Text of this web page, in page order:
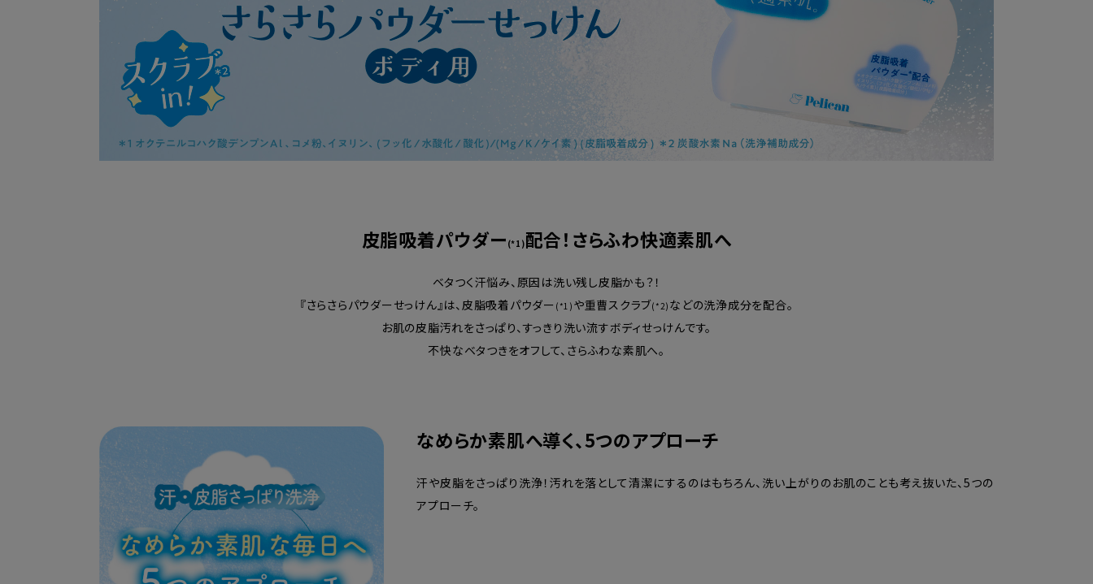
皮脂吸着パウダー (*1)配合！さらふわ快適素肌へ
ベタつく汗悩み、原因は洗い残し皮脂かも？！
『さらさらパウダーせっけん』は、皮脂吸着パウダー (*1) や重曹スクラブ(*2) などの洗浄成分を配合。
お肌の皮脂汚れをさっぱり、すっきり洗い流すボディせっけんです。
不快なベタつきをオフして、さらふわな素肌へ。
なめらか素肌へ導く、5つのアプローチ
汗や皮脂をさっぱり洗浄！汚れを落として清潔にするのはもちろん、洗い上がりのお肌のことも考え抜いた、5つの
アプローチ。